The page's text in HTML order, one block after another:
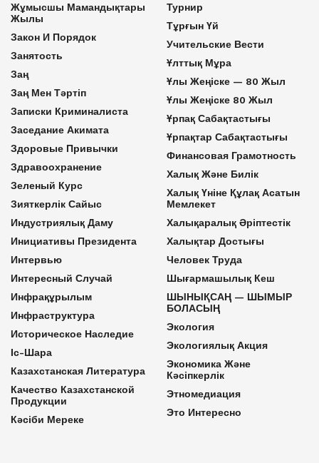
Жұмысшы Мамандықтары
Жылы
Закон И Порядок
Занятость
Заң
Заң Мен Тәртіп
Записки Криминалиста
Заседание Акимата
Здоровые Привычки
Здравоохранение
Зеленый Курс
Зияткерлік Сайыс
Индустриялық Даму
Инициативы Президента
Интервью
Интересный Случай
Инфрақұрылым
Инфраструктура
Историческое Наследие
Іс-Шара
Казахстанская Литература
Качество Казахстанской
Продукции
Кәсіби Мереке
Турнир
Тұрғын Үй
Учительские Вести
Ұлттық Мұра
Ұлы Жеңіске — 80 Жыл
Ұлы Жеңіске 80 Жыл
Ұрпақ Сабақтастығы
Ұрпақтар Сабақтастығы
Финансовая Грамотность
Халық Және Билік
Халық Үніне Құлақ Асатын
Мемлекет
Халықаралық Әріптестік
Халықтар Достығы
Человек Труда
Шығармашылық Кеш
ШЫНЫҚСАҢ — ШЫМЫР
БОЛАСЫҢ
Экология
Экологиялық Акция
Экономика Және
Кәсіпкерлік
Этномедиация
Это Интересно